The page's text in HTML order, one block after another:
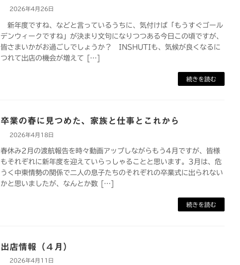
2026年4月26日
新年度ですね、などと言っているうちに、気付けば「もうすぐゴール
デンウィークですね」が決まり文句になりつつある今日この頃ですが、
皆さまいかがお過ごしでしょうか？ INSHUTIも、気候が良くなるに
つれて出店の機会が増えて […]
続きを読む
卒業の春に見つめた、家族と仕事とこれから
2026年4月18日
春休み2月の渡航報告を時々動画アップしながらもう4月ですが、皆様
もそれぞれに新年度を迎えていらっしゃることと思います。3月は、危
うく中東情勢の関係で二人の息子たちのそれぞれの卒業式に出られない
かと思いましたが、なんとか数 […]
続きを読む
出店情報（４月）
2026年4月11日